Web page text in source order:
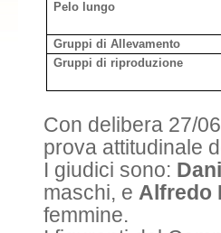
Pelo lungo
Gruppi di Allevamento
Gruppi di riproduzione
Con delibera 27/
prova attitudinale
I giudici sono:
maschi, e Alfredo
femmine.